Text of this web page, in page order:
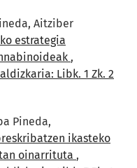
Aitziber
estrategia
,
Libk. 1 Zk. 2
Pineda,
ikasteko
oinarrituta ,